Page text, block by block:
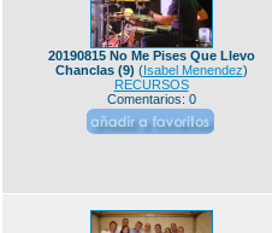
20190815 No Me Pises Que Llevo
Chanclas (9) (Isabel Menendez)
RECURSOS
Comentarios: 0